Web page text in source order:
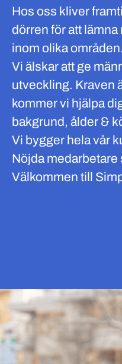
Hos oss kliver
dörren för att
inom olika områden.
Vi älskar att ge
utveckling. Kraven
kommer vi hjälpa
bakgrund, ålder &
Vi bygger hela vår
Nöjda medarbetare
Välkommen till